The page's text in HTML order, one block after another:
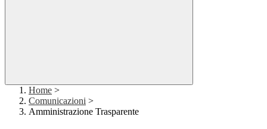
Home >
Comunicazioni >
Amministrazione Trasparente